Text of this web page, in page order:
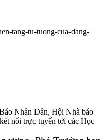
tang-tu-tuong-cua-dang-
Nhân Dân, Hội Nhà báo
nối trực tuyến tới các Học